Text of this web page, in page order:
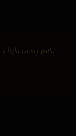
light on my path."